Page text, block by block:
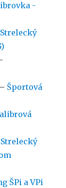
-
Strelecký
– Športová
Strelecký
ŠPi a VPi